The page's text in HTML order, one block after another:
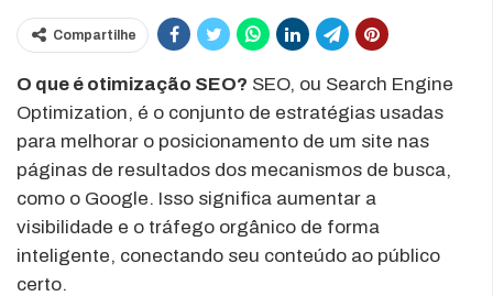
Compartilhe
O que é otimização SEO? SEO, ou Search Engine
Optimization, é o conjunto de estratégias usadas
para melhorar o posicionamento de um site nas
páginas de resultados dos mecanismos de busca,
como o Google. Isso significa aumentar a
visibilidade e o tráfego orgânico de forma
inteligente, conectando seu conteúdo ao público
certo.